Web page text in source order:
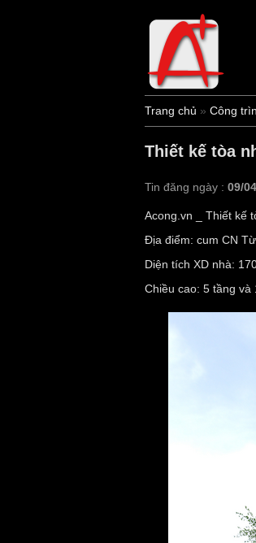
Trang chủ » Công
Thiết kế tòa
Tin đăng ngày : 09/
Acong.vn _ Thiết kế
Địa điểm: cum CN
Diện tích XD nhà:
Chiều cao: 5 tầng và